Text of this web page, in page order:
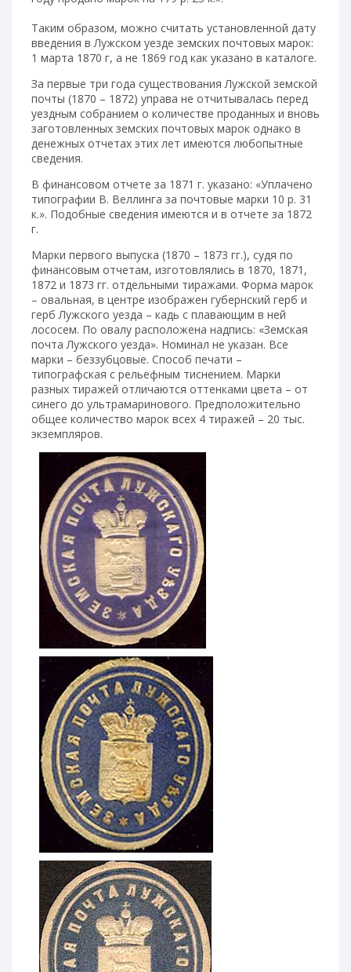
Таким образом, можно считать установленной дату
введения в Лужском уезде земских почтовых марок:
1 марта 1870 г, а не 1869 год как указано в каталоге.
За первые три года существования Лужской земской
почты (1870 – 1872) управа не отчитывалась перед
уездным собранием о количестве проданных и вновь
заготовленных земских почтовых марок однако в
денежных отчетах этих лет имеются любопытные
сведения.
В финансовом отчете за 1871 г. указано: «Уплачено
типографии В. Веллинга за почтовые марки 10 р. 31
к.». Подобные сведения имеются и в отчете за 1872
г.
Марки первого выпуска (1870 – 1873 гг.), судя по
финансовым отчетам, изготовлялись в 1870, 1871,
1872 и 1873 гг. отдельными тиражами. Форма марок
– овальная, в центре изображен губернский герб и
герб Лужского уезда – кадь с плавающим в ней
лососем. По овалу расположена надпись: «Земская
почта Лужского уезда». Номинал не указан. Все
марки – беззубцовые. Способ печати –
типографская с рельефным тиснением. Марки
разных тиражей отличаются оттенками цвета – от
синего до ультрамаринового. Предположительно
общее количество марок всех 4 тиражей – 20 тыс.
экземпляров.